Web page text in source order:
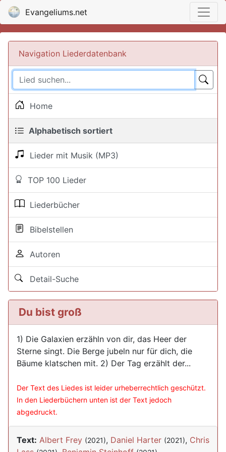
Evangeliums.net
Navigation Liederdatenbank
Home
Alphabetisch sortiert
Lieder mit Musik (MP3)
TOP 100 Lieder
Liederbücher
Bibelstellen
Autoren
Detail-Suche
Du bist groß
1) Die Galaxien erzähln von dir, das Heer der
Sterne singt. Die Berge jubeln nur für dich, die
Bäume klatschen mit. 2) Der Tag erzählt der...
Der Text des Liedes ist leider urheberrechtlich geschützt.
In den Liederbüchern unten ist der Text jedoch
abgedruckt.
Text: Albert Frey (2021), Daniel Harter (2021), Chris